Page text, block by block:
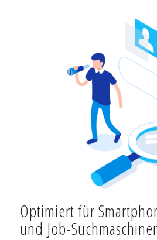
Optimiert für
und Job-